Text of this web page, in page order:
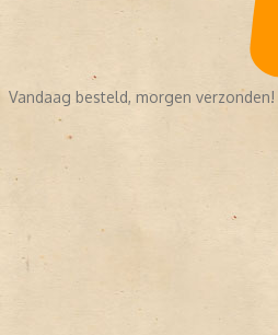
Vandaag besteld, morgen verzonden!